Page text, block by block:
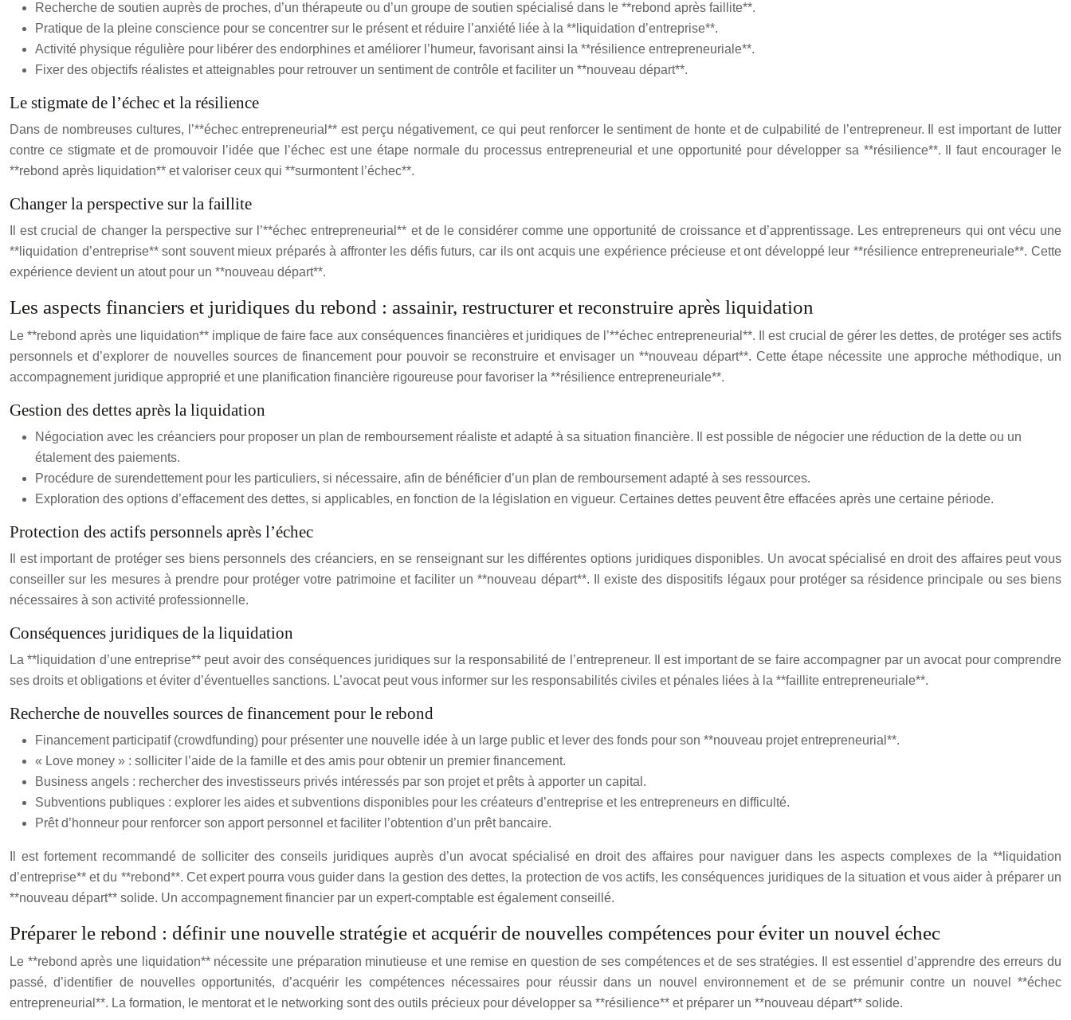
Recherche de soutien auprès de proches, d’un thérapeute ou d’un groupe de soutien spécialisé dans le **rebond après faillite**.
Pratique de la pleine conscience pour se concentrer sur le présent et réduire l’anxiété liée à la **liquidation d’entreprise**.
Activité physique régulière pour libérer des endorphines et améliorer l’humeur, favorisant ainsi la **résilience entrepreneuriale**.
Fixer des objectifs réalistes et atteignables pour retrouver un sentiment de contrôle et faciliter un **nouveau départ**.
Le stigmate de l’échec et la résilience
Dans de nombreuses cultures, l’**échec entrepreneurial** est perçu négativement, ce qui peut renforcer le sentiment de honte et de culpabilité de l’entrepreneur. Il est important de lutter
contre ce stigmate et de promouvoir l’idée que l’échec est une étape normale du processus entrepreneurial et une opportunité pour développer sa **résilience**. Il faut encourager le
**rebond après liquidation** et valoriser ceux qui **surmontent l’échec**.
Changer la perspective sur la faillite
Il est crucial de changer la perspective sur l’**échec entrepreneurial** et de le considérer comme une opportunité de croissance et d’apprentissage. Les entrepreneurs qui ont vécu une
**liquidation d’entreprise** sont souvent mieux préparés à affronter les défis futurs, car ils ont acquis une expérience précieuse et ont développé leur **résilience entrepreneuriale**. Cette
expérience devient un atout pour un **nouveau départ**.
Les aspects financiers et juridiques du rebond : assainir, restructurer et reconstruire après liquidation
Le **rebond après une liquidation** implique de faire face aux conséquences financières et juridiques de l’**échec entrepreneurial**. Il est crucial de gérer les dettes, de protéger ses actifs
personnels et d’explorer de nouvelles sources de financement pour pouvoir se reconstruire et envisager un **nouveau départ**. Cette étape nécessite une approche méthodique, un
accompagnement juridique approprié et une planification financière rigoureuse pour favoriser la **résilience entrepreneuriale**.
Gestion des dettes après la liquidation
Négociation avec les créanciers pour proposer un plan de remboursement réaliste et adapté à sa situation financière. Il est possible de négocier une réduction de la dette ou un
étalement des paiements.
Procédure de surendettement pour les particuliers, si nécessaire, afin de bénéficier d’un plan de remboursement adapté à ses ressources.
Exploration des options d’effacement des dettes, si applicables, en fonction de la législation en vigueur. Certaines dettes peuvent être effacées après une certaine période.
Protection des actifs personnels après l’échec
Il est important de protéger ses biens personnels des créanciers, en se renseignant sur les différentes options juridiques disponibles. Un avocat spécialisé en droit des affaires peut vous
conseiller sur les mesures à prendre pour protéger votre patrimoine et faciliter un **nouveau départ**. Il existe des dispositifs légaux pour protéger sa résidence principale ou ses biens
nécessaires à son activité professionnelle.
Conséquences juridiques de la liquidation
La **liquidation d’une entreprise** peut avoir des conséquences juridiques sur la responsabilité de l’entrepreneur. Il est important de se faire accompagner par un avocat pour comprendre
ses droits et obligations et éviter d’éventuelles sanctions. L’avocat peut vous informer sur les responsabilités civiles et pénales liées à la **faillite entrepreneuriale**.
Recherche de nouvelles sources de financement pour le rebond
Financement participatif (crowdfunding) pour présenter une nouvelle idée à un large public et lever des fonds pour son **nouveau projet entrepreneurial**.
« Love money » : solliciter l’aide de la famille et des amis pour obtenir un premier financement.
Business angels : rechercher des investisseurs privés intéressés par son projet et prêts à apporter un capital.
Subventions publiques : explorer les aides et subventions disponibles pour les créateurs d’entreprise et les entrepreneurs en difficulté.
Prêt d’honneur pour renforcer son apport personnel et faciliter l’obtention d’un prêt bancaire.
Il est fortement recommandé de solliciter des conseils juridiques auprès d’un avocat spécialisé en droit des affaires pour naviguer dans les aspects complexes de la **liquidation
d’entreprise** et du **rebond**. Cet expert pourra vous guider dans la gestion des dettes, la protection de vos actifs, les conséquences juridiques de la situation et vous aider à préparer un
**nouveau départ** solide. Un accompagnement financier par un expert-comptable est également conseillé.
Préparer le rebond : définir une nouvelle stratégie et acquérir de nouvelles compétences pour éviter un nouvel échec
Le **rebond après une liquidation** nécessite une préparation minutieuse et une remise en question de ses compétences et de ses stratégies. Il est essentiel d’apprendre des erreurs du
passé, d’identifier de nouvelles opportunités, d’acquérir les compétences nécessaires pour réussir dans un nouvel environnement et de se prémunir contre un nouvel **échec
entrepreneurial**. La formation, le mentorat et le networking sont des outils précieux pour développer sa **résilience** et préparer un **nouveau départ** solide.